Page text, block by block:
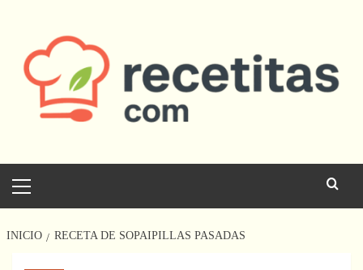
contenido
principal
INICIO RECETA DE SOPAIPILLAS PASADAS